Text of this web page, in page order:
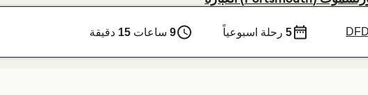
5 رحلة اسبوعياً 9ساعات 15 دقيقة